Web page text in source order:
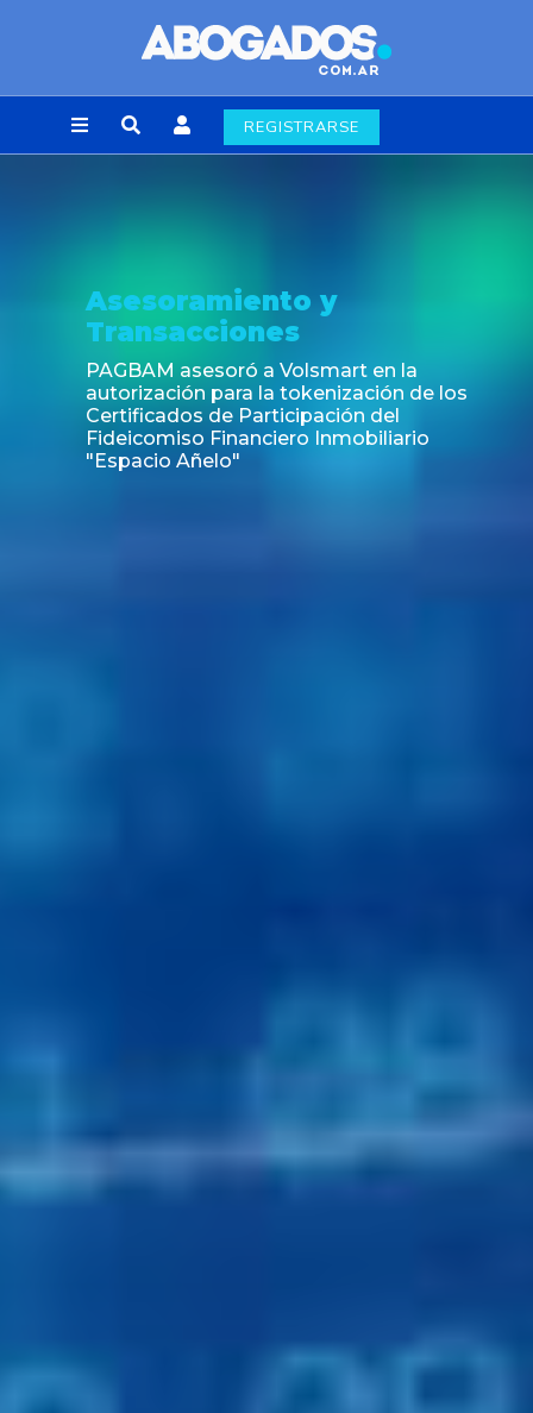
REGISTRARSE
Asesoramiento y
Transacciones
PAGBAM asesoró a Volsmart en la
autorización para la tokenización de los
Certificados de Participación del
Fideicomiso Financiero Inmobiliario
"Espacio Añelo"